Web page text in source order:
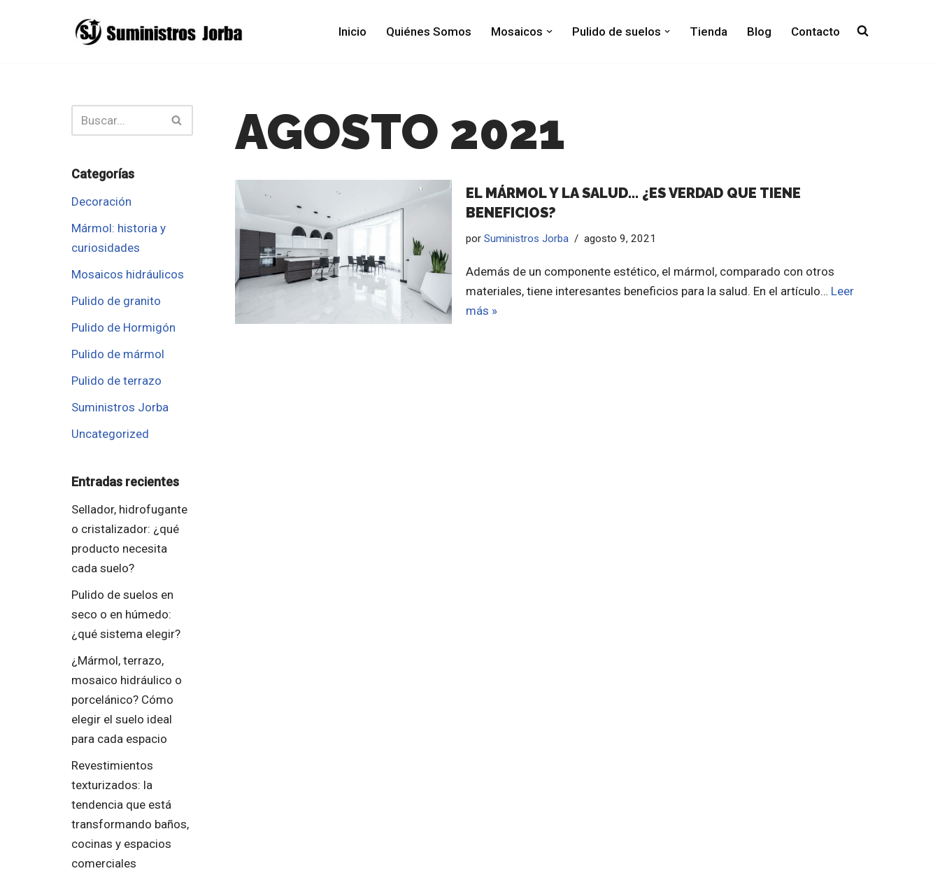
Inicio Quiénes Somos Mosaicos Pulido de suelos Tienda Blog Contacto
Categorías
Decoración
Mármol: historia y
curiosidades
Mosaicos hidráulicos
Pulido de granito
Pulido de Hormigón
Pulido de mármol
Pulido de terrazo
Suministros Jorba
Uncategorized
Entradas recientes
Sellador, hidrofugante
o cristalizador: ¿qué
producto necesita
cada suelo?
Pulido de suelos en
seco o en húmedo:
¿qué sistema elegir?
¿Mármol, terrazo,
mosaico hidráulico o
porcelánico? Cómo
elegir el suelo ideal
para cada espacio
Revestimientos
texturizados: la
tendencia que está
transformando baños,
cocinas y espacios
comerciales
AGOSTO 2021
EL MÁRMOL Y LA SALUD… ¿ES VERDAD QUE TIENE
BENEFICIOS?
porSuministros Jorba agosto 9, 2021
Además de un componente estético, el mármol, comparado con otros
materiales, tiene interesantes beneficios para la salud. En el artículo… Leer
más »